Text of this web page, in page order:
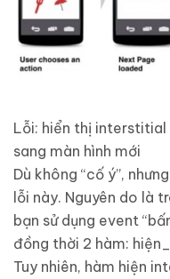
Lỗi: hiển thị interstitial
sang màn hình mới
Dù không “cố ý”,
lỗi này. Nguyên do là
bạn sử dụng event
đồng thời 2 hàm:
Tuy nhiên, hàm hiện